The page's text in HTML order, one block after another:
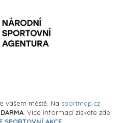
vašem městě. Na sportmap.cz
. Více informací získáte zde:
SPORTOVNÍ AKCE